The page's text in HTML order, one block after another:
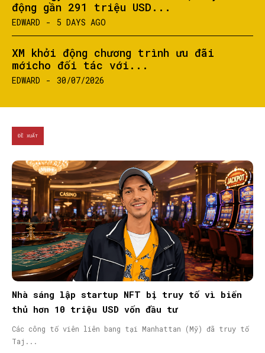
SEARCH...
động gần 291 triệu USD...
EDWARD - 5 DAYS AGO
XM khởi động chương trình ưu đãi
mớicho đối tác với...
EDWARD - 30/07/2026
ĐỀ XUẤT
Nhà sáng lập startup NFT bị truy tố vì biển
thủ hơn 10 triệu USD vốn đầu tư
Các công tố viên liên bang tại Manhattan (Mỹ) đã truy tố
Taj...